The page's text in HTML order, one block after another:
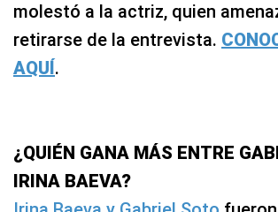
molestó a la actriz, quien
retirarse de la entrevista.
AQUÍ.
¿QUIÉN GANA MÁS ENTRE
IRINA BAEVA?